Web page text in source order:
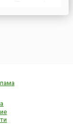
(Малайзия) и